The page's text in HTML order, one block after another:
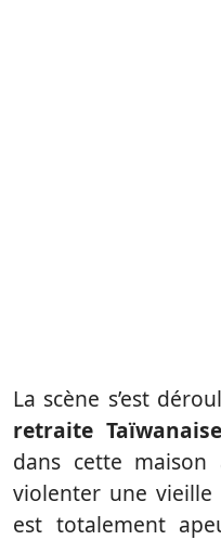
La scène s’est
retraite
dans cette
violenter une
est totalement